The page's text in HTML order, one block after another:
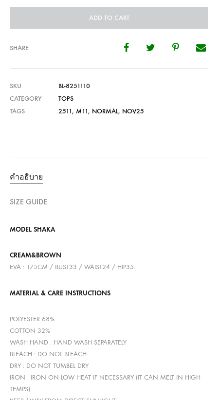
ADD TO CART
SHARE
SKU
BL-8251110
CATEGORY
TOPS
TAGS
2511, M11, NORMAL, NOV25
คำอธิบาย
SIZE GUIDE
MODEL SHAKA
CREAM&BROWN
EVA : 175CM / BUST33 / WAIST24 / HIP35.
MATERIAL & CARE INSTRUCTIONS
POLYESTER 68%
COTTON 32%
WASH HAND : HAND WASH SEPARATELY
BLEACH : DO NOT BLEACH
DRY : DO NOT TUMBEL DRY
IRON : IRON ON LOW HEAT IF NECESSARY (IT CAN MELT IN HIGH
TEMPS)